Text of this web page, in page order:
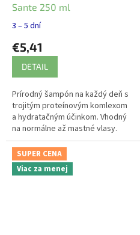
Sante 250 ml
3 – 5 dní
€5,41
DETAIL
Prírodný šampón na každý deň s
trojitým proteínovým komlexom
a hydratačným účinkom. Vhodný
na normálne až mastné vlasy.
SUPER CENA
Viac za menej